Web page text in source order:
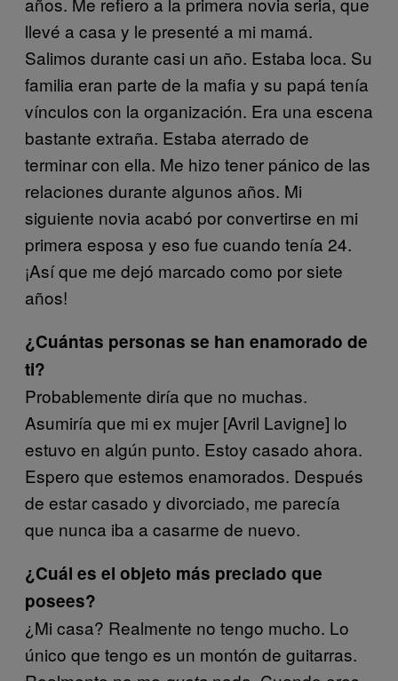
llevé a casa y le presenté a mi mamá.
Salimos durante casi un año. Estaba loca. Su
familia eran parte de la mafia y su papá tenía
vínculos con la organización. Era una escena
bastante extraña. Estaba aterrado de
terminar con ella. Me hizo tener pánico de las
relaciones durante algunos años. Mi
siguiente novia acabó por convertirse en mi
primera esposa y eso fue cuando tenía 24.
¡Así que me dejó marcado como por siete
años!
¿Cuántas personas se han enamorado de
ti?
Probablemente diría que no muchas.
Asumiría que mi ex mujer [Avril Lavigne] lo
estuvo en algún punto. Estoy casado ahora.
Espero que estemos enamorados. Después
de estar casado y divorciado, me parecía
que nunca iba a casarme de nuevo.
¿Cuál es el objeto más preciado que
posees?
¿Mi casa? Realmente no tengo mucho. Lo
único que tengo es un montón de guitarras.